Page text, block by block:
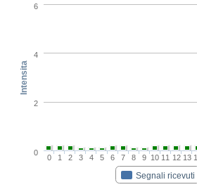
Intensita
Segnali ricevuti
0 1 2 3 4 5 6 7 8 9 10 11 12 13
0
2
4
6